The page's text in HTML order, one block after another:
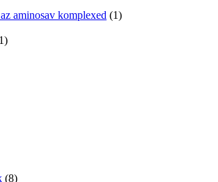
aminosav komplexed (1)
(8)